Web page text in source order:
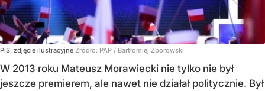
PiS, zdjęcie ilustracyjne Źródło: PAP / Bartłomiej Zborowski
W 2013 roku Mateusz Morawiecki nie tylko nie był
jeszcze premierem, ale nawet nie działał politycznie. Był